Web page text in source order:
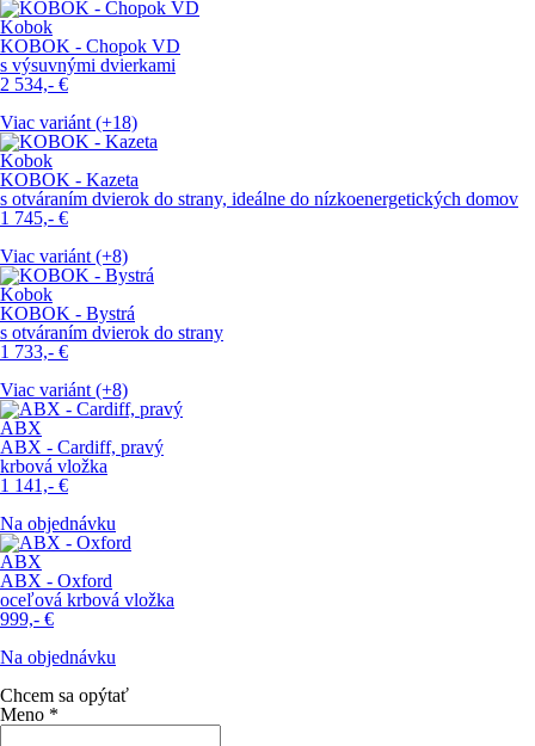
Kobok
KOBOK - Chopok VD
s výsuvnými dvierkami
2 534,- €
Viac variánt (+18)
Kobok
KOBOK - Kazeta
s otváraním dvierok do strany, ideálne do nízkoenergetických domov
1 745,- €
Viac variánt (+8)
Kobok
KOBOK - Bystrá
s otváraním dvierok do strany
1 733,- €
Viac variánt (+8)
ABX
ABX - Cardiff, pravý
krbová vložka
1 141,- €
Na objednávku
ABX
ABX - Oxford
oceľová krbová vložka
999,- €
Na objednávku
Chcem sa opýtať
Meno *